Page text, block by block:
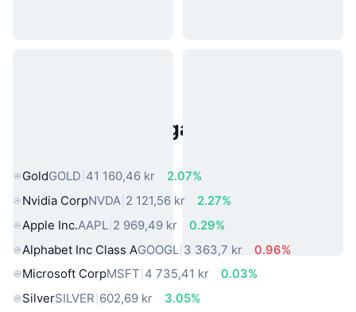
Populära tillgångar från den
GoldGOLD 41 160,46 kr
2.07%
Nvidia CorpNVDA 2 121,56 kr
2.27%
Apple Inc.AAPL 2 969,49 kr
0.29%
Alphabet Inc Class AGOOGL 3 363,7 kr
0.96%
Microsoft CorpMSFT 4 735,41 kr
0.03%
SilverSILVER 602,69 kr
3.05%